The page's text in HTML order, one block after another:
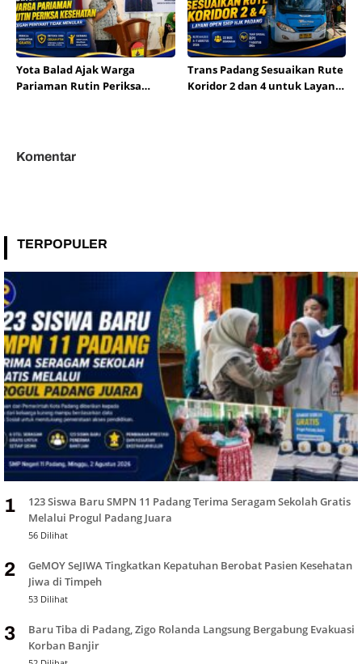
Yota Balad Ajak Warga
Pariaman Rutin Periksa
Trans Padang Sesuaikan Rute
Koridor 2 dan 4 untuk Layani
Komentar
TERPOPULER
1
123 Siswa Baru SMPN 11 Padang Terima Seragam Sekolah Gratis
Melalui Progul Padang Juara
56 Dilihat
2
GeMOY SeJIWA Tingkatkan Kepatuhan Berobat Pasien Kesehatan
Jiwa di Timpeh
53 Dilihat
3
Baru Tiba di Padang, Zigo Rolanda Langsung Bergabung Evakuasi
Korban Banjir